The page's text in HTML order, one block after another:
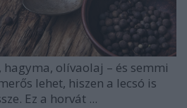
olívaolaj – és semmi
lehet, hiszen a lecsó is
Ez a horvát ...